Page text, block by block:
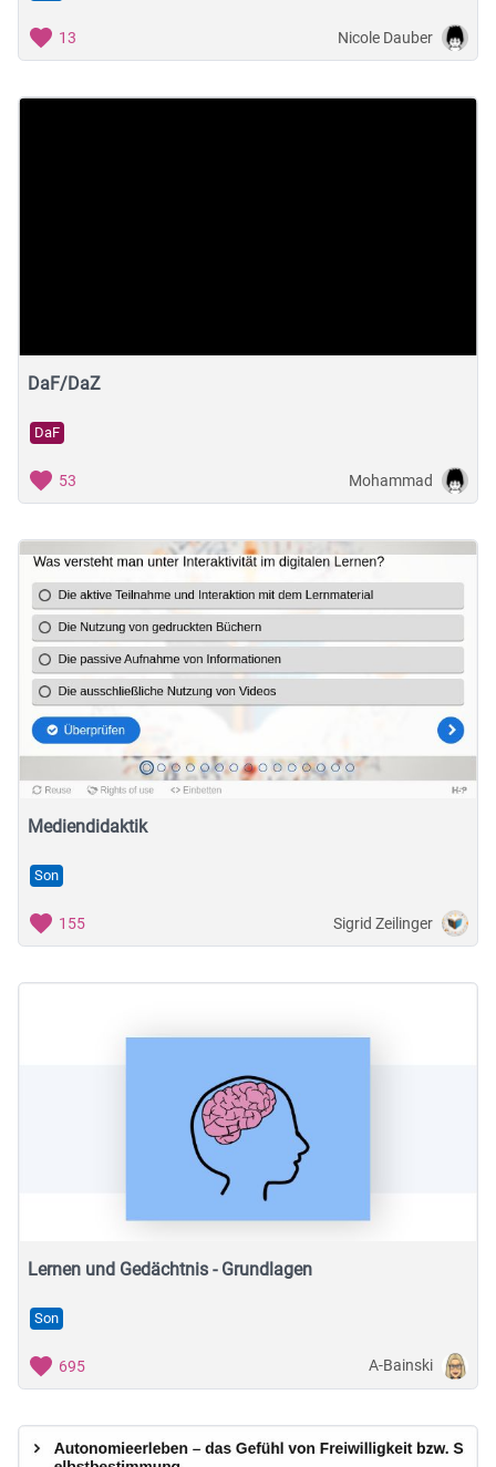
13 Nicole Dauber
DaF/DaZ
DaF
53 Mohammad
Mediendidaktik
Son
155 Sigrid Zeilinger
Lernen und Gedächtnis - Grundlagen
Son
695 A-Bainski